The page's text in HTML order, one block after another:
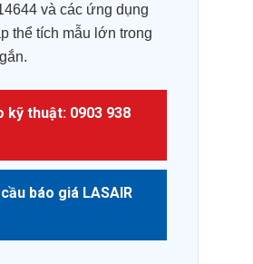
và các ứng dụng
thể tích mẫu lớn trong
kỹ thuật: 0903 938
báo giá LASAIR